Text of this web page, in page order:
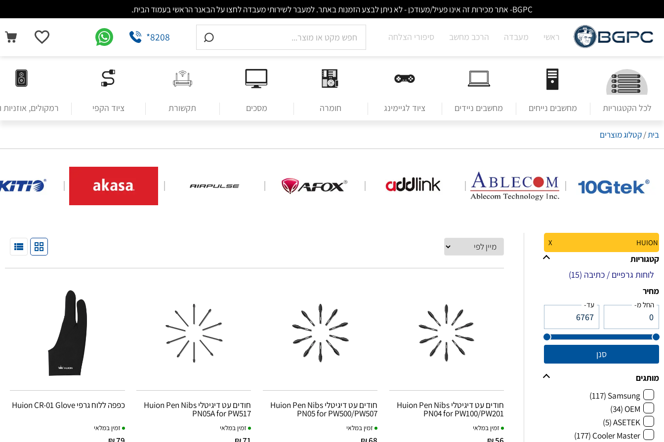
BGPC- אתר מכירות זה אינו פעיל/מעודכן - לא ניתן לבצע הזמנות באתר. למעבר לשירותי מעבדה לחצו על הבאנר הראשי בעמוד הבית.
ראשי מעבדה הרכב מחשב סיפורי הצלחה *8208
לכל הקטגוריות מחשבים נייחים מחשבים ניידים ציוד לגיימינג חומרה מסכים תקשורת ציוד הקפי רמקולים,
בית/קטלוג מוצרים
HUION
X
קטגוריות
לוחות גרפיים / כתיבה (15)
מחיר
החל מ- עד-
סנן
מותגים
Samsung
(117)
OEM
(34)
ASETEK
(5)
Cooler Master
(177)
חודים עט דיגיטלי Huion Pen Nibs
PN04 for PW100/PW201
זמין במלאי
חודים עט דיגיטלי Huion Pen Nibs
PN05 for PW500/PW507
זמין במלאי
חודים עט דיגיטלי Huion Pen Nibs
PN05A for PW517
זמין במלאי
כפפה ללוח גרפי Huion CR-01 Glove
זמין במלאי